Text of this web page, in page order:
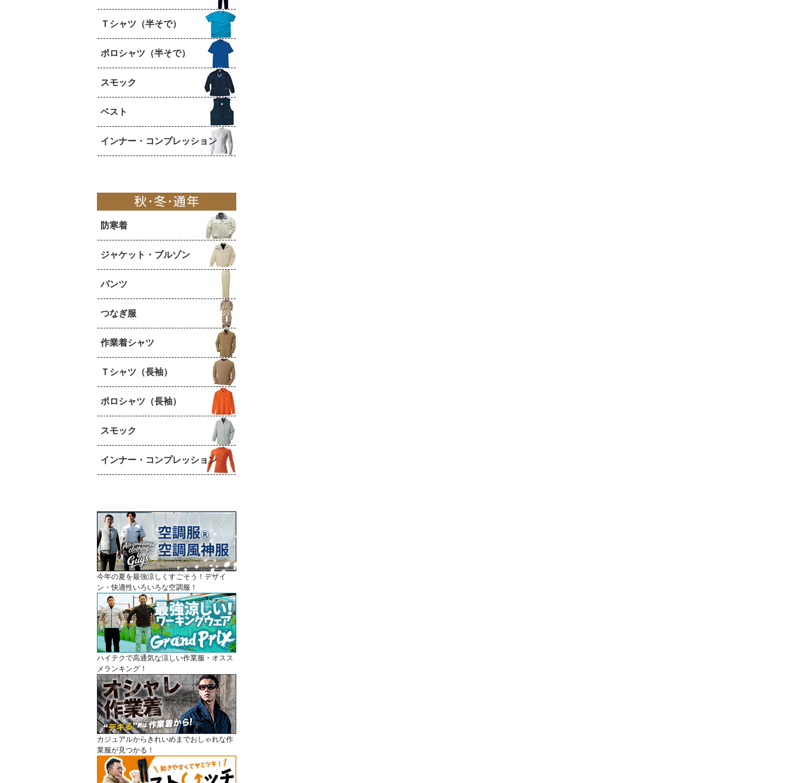
Ｔシャツ（半そで）
ポロシャツ（半そで）
スモック
ベスト
インナー・コンプレッション
防寒着
ジャケット・ブルゾン
パンツ
つなぎ服
作業着シャツ
Ｔシャツ（長袖）
ポロシャツ（長袖）
スモック
インナー・コンプレッション
今年の夏を最強涼しくすごそう！デザイ
ン・快適性いろいろな空調服！
ハイテクで高通気な涼しい作業服・オスス
メランキング！
カジュアルからきれいめまでおしゃれな作
業服が見つかる！